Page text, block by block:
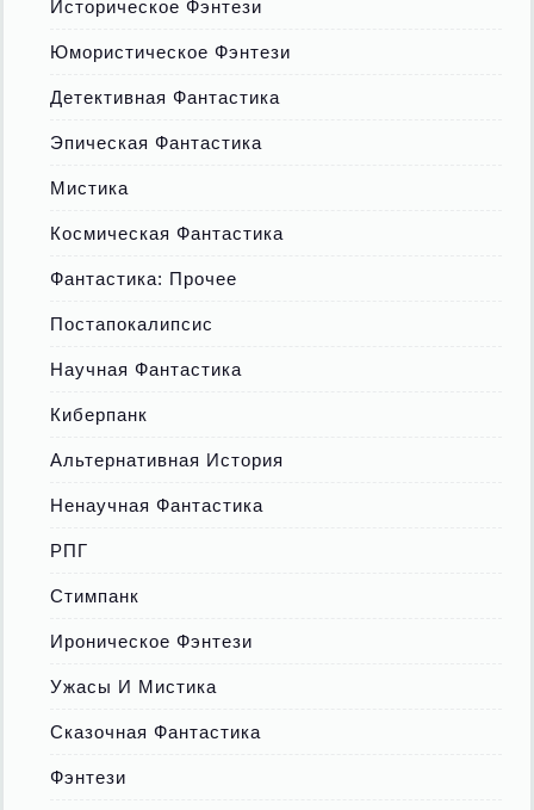
Историческое Фэнтези
Юмористическое Фэнтези
Детективная Фантастика
Эпическая Фантастика
Мистика
Космическая Фантастика
Фантастика: Прочее
Постапокалипсис
Научная Фантастика
Киберпанк
Альтернативная История
Ненаучная Фантастика
РПГ
Стимпанк
Ироническое Фэнтези
Ужасы И Мистика
Сказочная Фантастика
Фэнтези